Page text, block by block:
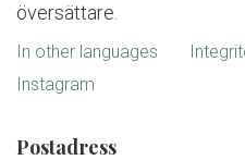
översättare.
In other languages
Instagram
Postadress